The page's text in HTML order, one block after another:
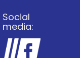
Social
media: